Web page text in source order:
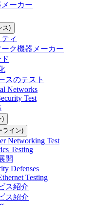
ーカー
ス)
ィ
ク機器メーカー
スのテスト
Networks
Test
)
ライン)
Networking Test
Testing
開
Defenses
Testing
ス紹介
ス紹介